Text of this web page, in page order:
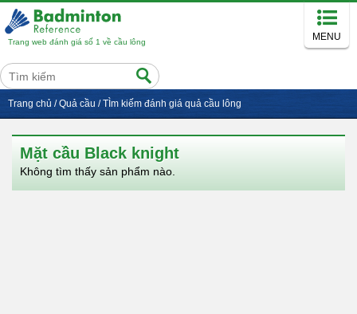
Trang web đánh giá số 1 về cầu lông MENU
Trang chủ /Quả cầu /TÌm kiếm đánh giá quả cầu lông
Mặt cầu Black knight
Không tìm thấy sản phẩm nào.